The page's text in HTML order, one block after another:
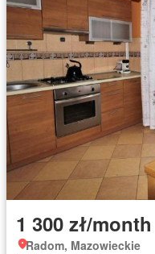
1 300 zł/month
Radom, Mazowieckie